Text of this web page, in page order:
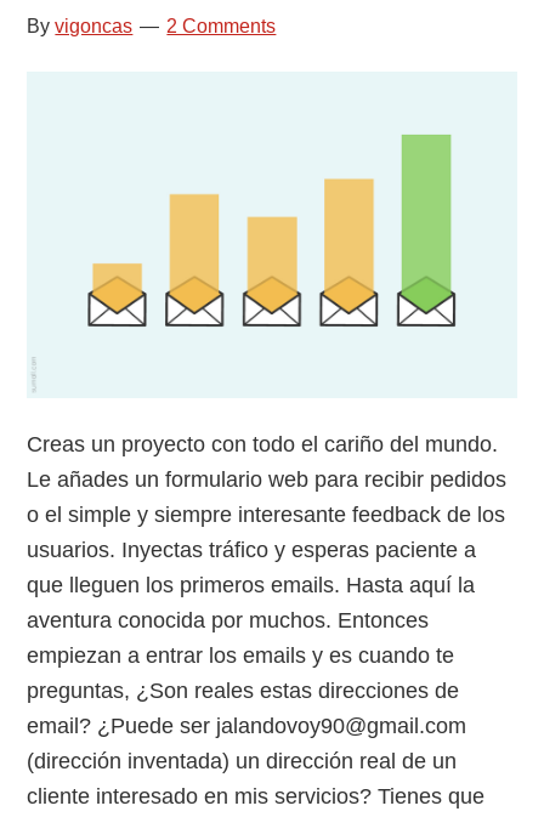
Byvigoncas 2 Comments
Creas un proyecto con todo el cariño del mundo.
Le añades un formulario web para recibir pedidos
o el simple y siempre interesante feedback de los
usuarios. Inyectas tráfico y esperas paciente a
que lleguen los primeros emails. Hasta aquí la
aventura conocida por muchos. Entonces
empiezan a entrar los emails y es cuando te
preguntas, ¿Son reales estas direcciones de
email? ¿Puede ser jalandovoy90@gmail.com
(dirección inventada) un dirección real de un
cliente interesado en mis servicios? Tienes que